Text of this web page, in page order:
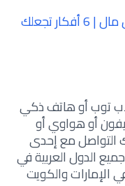
كيف اصبح غنيا بدون راس مال | 6 أفكار تجعلك
توب أو هاتف ذكي
أو هواوي أو
مع إحدى
جميع الدول العربية في
والكويت